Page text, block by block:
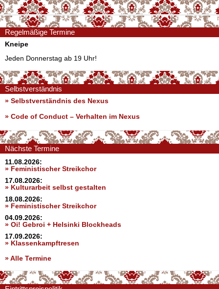
Regelmäßige Termine
Kneipe
Jeden Donnerstag ab 19 Uhr!
Selbstverständnis
» Selbstverständnis des Nexus
» Code of Conduct – Verhalten im Nexus
Nächste Termine
11.08.2026:
» Feministischer Streikchor
17.08.2026:
» Kulturarbeit selbst gestalten
18.08.2026:
» Feministischer Streikchor
04.09.2026:
» Oi! Gebroi + Helsinki Blockheads
17.09.2026:
» Klassenkampftresen
» Alle Termine